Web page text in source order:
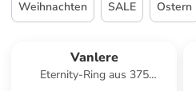
Weihnachten SALE Ostern
Vanlere
Eternity-Ring aus 375